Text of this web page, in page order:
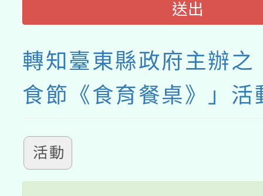
送出
轉知臺東縣政府主辦之
食節《食育餐桌》」活
活動